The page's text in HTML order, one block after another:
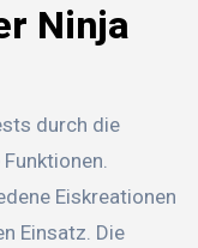
Ninja
durch die
Eiskreationen
Einsatz. Die